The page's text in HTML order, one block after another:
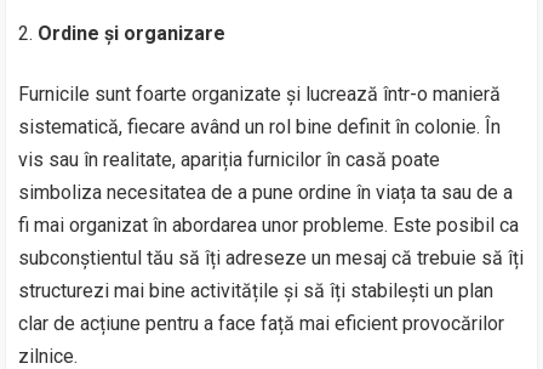
Ordine și organizare
Furnicile sunt foarte organizate și lucrează într-o manieră
sistematică, fiecare având un rol bine definit în colonie. În
vis sau în realitate, apariția furnicilor în casă poate
simboliza necesitatea de a pune ordine în viața ta sau de a
fi mai organizat în abordarea unor probleme. Este posibil ca
subconștientul tău să îți adreseze un mesaj că trebuie să îți
structurezi mai bine activitățile și să îți stabilești un plan
clar de acțiune pentru a face față mai eficient provocărilor
zilnice.